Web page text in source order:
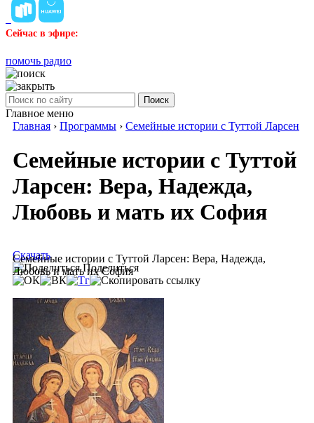
Сейчас в эфире:
помочь радио
Поиск
Главное меню
Главная › Программы › Семейные истории с Туттой Ларсен
Семейные истории с Туттой
Ларсен: Вера, Надежда,
Любовь и мать их София
Семейные истории с Туттой Ларсен: Вера, Надежда,
Любовь и мать их София
Скачать
Поделиться